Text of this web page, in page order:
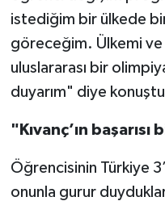
istediğim bir ülkede
göreceğim. Ülkemi ve
uluslararası bir
duyarım" diye
"Kıvanç’ın
Öğrencisinin Türkiye
onunla gurur